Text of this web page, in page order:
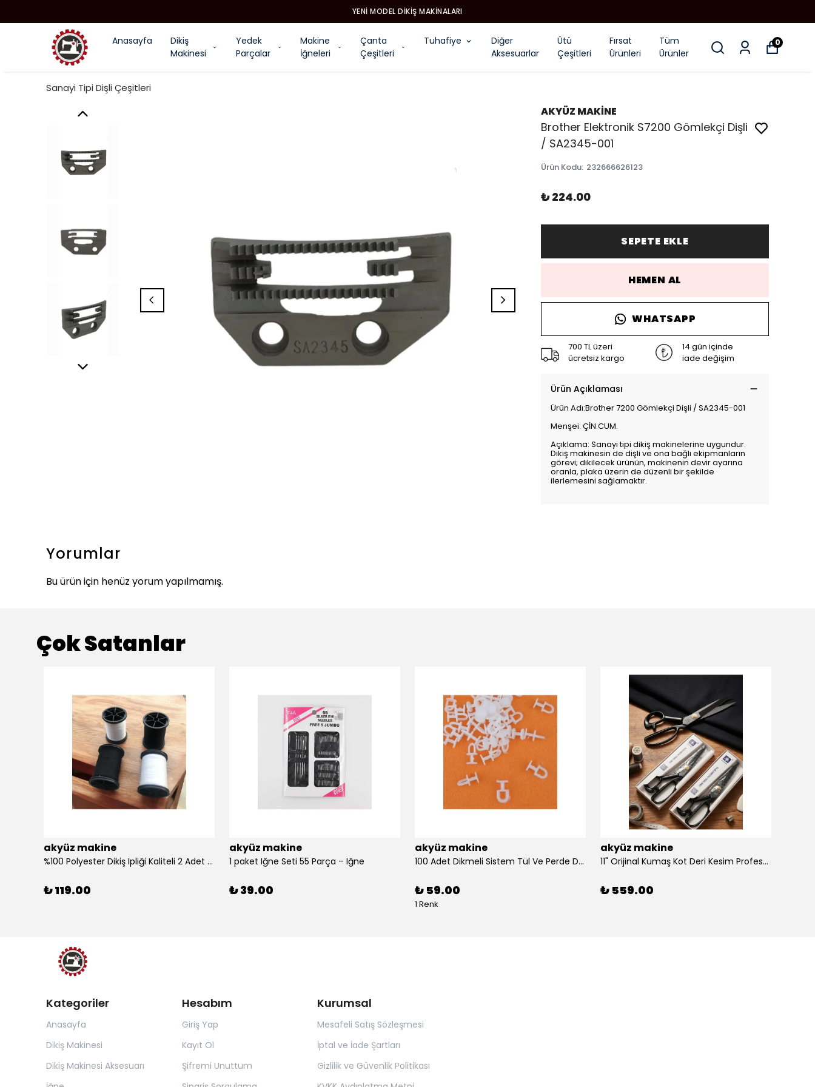
YENI MODEL DIKIŞ MAKINALARI
Anasayfa
Dikiş
Makinesi
Yedek
Parçalar
Makine
İğneleri
Çanta
Çeşitleri
Tuhafiye
Diğer
Aksesuarlar
Ütü
Çeşitleri
Fırsat
Ürünleri
Tüm
Ürünler
0
Sanayi Tipi Dişli Çeşitleri
AKYÜZ MAKİNE
Brother Elektronik S7200 Gömlekçi Dişli
/ SA2345-001
Ürün Kodu: 232666626123
₺ 224.00
SEPETE EKLE
HEMEN AL
WHATSAPP
700 TL üzeri
ücretsiz kargo
14 gün içinde
iade değişim
Ürün Açıklaması
Ürün Adı:Brother 7200 Gömlekçi Dişli / SA2345-001
Menşei: ÇİN.CUM.
Açıklama: Sanayi tipi dikiş makinelerine uygundur.
Dikiş makinesin de dişli ve ona bağlı ekipmanların
görevi; dikilecek ürünün, makinenin devir ayarına
oranla, plaka üzerin de düzenli bir şekilde
ilerlemesini sağlamaktır.
Yorumlar
Bu ürün için henüz yorum yapılmamış.
Çok Satanlar
akyüz makine
%100 Polyester Dikiş Ipliği Kaliteli 2 Adet Farklı Makara Ip Dikiş İpi Siyah&Beyaz 2'Li Set
₺ 119.00
akyüz makine
1 paket Iğne Seti 55 Parça – Iğne
₺ 39.00
akyüz makine
100 Adet Dikmeli Sistem Tül Ve Perde Düğmesi Korniş Halkası
₺ 59.00
1 Renk
akyüz makine
11" Orijinal Kumaş Kot Deri Kesim Profesyonel Terzi Makası, Dövme Alaşımlı Çelik Premium
₺ 559.00
Kategoriler
Anasayfa
Dikiş Makinesi
Dikiş Makinesi Aksesuarı
Hesabım
Giriş Yap
Kayıt Ol
Şifremi Unuttum
Kurumsal
Mesafeli Satış Sözleşmesi
İptal ve İade Şartları
Gizlilik ve Güvenlik Politikası